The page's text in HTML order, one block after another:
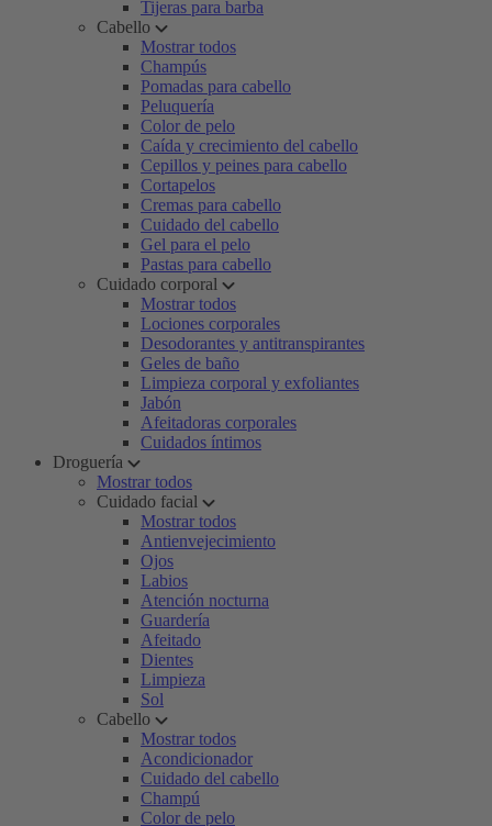
Tijeras para barba
Cabello
Mostrar todos
Champús
Pomadas para cabello
Peluquería
Color de pelo
Caída y crecimiento del cabello
Cepillos y peines para cabello
Cortapelos
Cremas para cabello
Cuidado del cabello
Gel para el pelo
Pastas para cabello
Cuidado corporal
Mostrar todos
Lociones corporales
Desodorantes y antitranspirantes
Geles de baño
Limpieza corporal y exfoliantes
Jabón
Afeitadoras corporales
Cuidados íntimos
Droguería
Mostrar todos
Cuidado facial
Mostrar todos
Antienvejecimiento
Ojos
Labios
Atención nocturna
Guardería
Afeitado
Dientes
Limpieza
Sol
Cabello
Mostrar todos
Acondicionador
Cuidado del cabello
Champú
Color de pelo